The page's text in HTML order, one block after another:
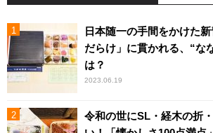
日本随一の手間をかけた
だらけ」に貫かれる、“な
は？
2023.06.19
令和の世にSL・経木の折